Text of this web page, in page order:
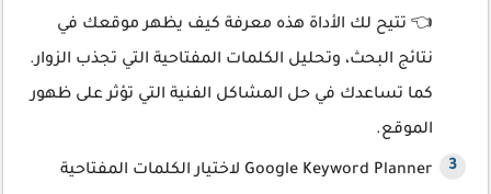
👈 تتيح لك الأداة هذه معرفة كيف يظهر موقعك في
نتائج البحث، وتحليل الكلمات المفتاحية التي تجذب الزوار.
كما تساعدك في حل المشاكل الفنية التي تؤثر على ظهور
الموقع.
Google Keyword Planner لاختيار الكلمات المفتاحية